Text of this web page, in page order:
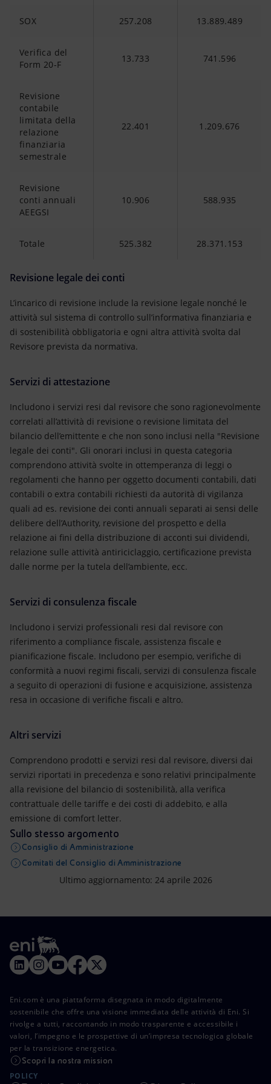
SOX 257.208 13.889.489
Verifica del
Form 20-F
13.733 741.596
Revisione
contabile
limitata della
relazione
finanziaria
semestrale
22.401 1.209.676
Revisione
conti annuali
AEEGSI
10.906 588.935
Totale 525.382 28.371.153
Revisione legale dei conti
L’incarico di revisione include la revisione legale nonché le
attività sul sistema di controllo sull’informativa finanziaria e
di sostenibilità obbligatoria e ogni altra attività svolta dal
Revisore prevista da normativa.
Servizi di attestazione
Includono i servizi resi dal revisore che sono ragionevolmente
correlati all’attività di revisione o revisione limitata del
bilancio dell’emittente e che non sono inclusi nella "Revisione
legale dei conti". Gli onorari inclusi in questa categoria
comprendono attività svolte in ottemperanza di leggi o
regolamenti che hanno per oggetto documenti contabili, dati
contabili o extra contabili richiesti da autorità di vigilanza
quali ad es. revisione dei conti annuali separati ai sensi delle
delibere dell’Authority, revisione del prospetto e della
relazione ai fini della distribuzione di acconti sui dividendi,
relazione sulle attività antiriciclaggio, certificazione prevista
dalle norme per la tutela dell’ambiente, ecc.
Servizi di consulenza fiscale
Includono i servizi professionali resi dal revisore con
riferimento a compliance fiscale, assistenza fiscale e
pianificazione fiscale. Includono per esempio, verifiche di
conformità a nuovi regimi fiscali, servizi di consulenza fiscale
a seguito di operazioni di fusione e acquisizione, assistenza
resa in occasione di verifiche fiscali e altro.
Altri servizi
Comprendono prodotti e servizi resi dal revisore, diversi dai
servizi riportati in precedenza e sono relativi principalmente
alla revisione del bilancio di sostenibilità, alla verifica
contrattuale delle tariffe e dei costi di addebito, e alla
emissione di comfort letter.
Sullo stesso argomento
Consiglio di Amministrazione
Comitati del Consiglio di Amministrazione
Ultimo aggiornamento: 24 aprile 2026
Eni.com è una piattaforma disegnata in modo digitalmente
sostenibile che offre una visione immediata delle attività di Eni. Si
rivolge a tutti, raccontando in modo trasparente e accessibile i
valori, l’impegno e le prospettive di un’impresa tecnologica globale
per la transizione energetica.
Scopri la nostra mission
POLICY